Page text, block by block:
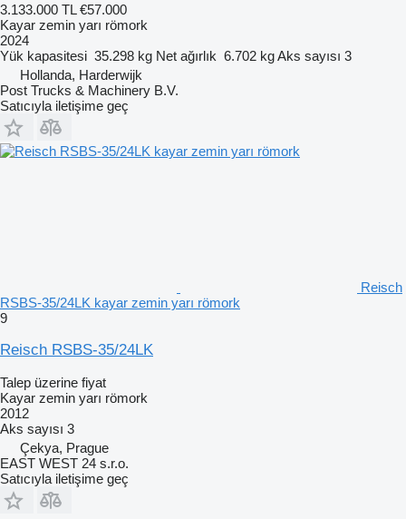
3.133.000 TL €57.000
Kayar zemin yarı römork
2024
Yük kapasitesi 35.298 kg Net ağırlık 6.702 kgAks sayısı 3
Hollanda, Harderwijk
Post Trucks & Machinery B.V.
Satıcıyla iletişime geç
Reisch
RSBS-35/24LK kayar zemin yarı römork
9
Reisch RSBS-35/24LK
Talep üzerine fiyat
Kayar zemin yarı römork
2012
Aks sayısı 3
Çekya, Prague
EAST WEST 24 s.r.o.
Satıcıyla iletişime geç